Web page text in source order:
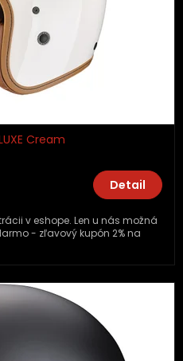
Cream
Detail
v eshope. Len u nás možná
- zľavový kupón 2% na